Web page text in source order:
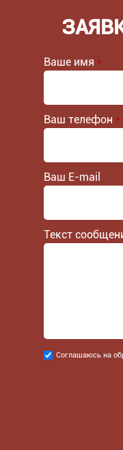
Ваше имя *
Ваш телефон *
Ваш E-mail
Текст
Соглашаюсь
Соглашаюсь на